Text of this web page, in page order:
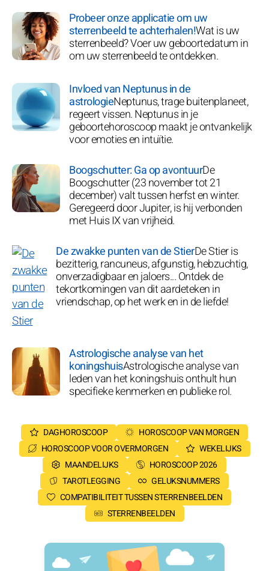
Probeer onze applicatie om uw
sterrenbeeld te achterhalen!Wat is uw
sterrenbeeld? Voer uw geboortedatum in
om uw sterrenbeeld te ontdekken.
Invloed van Neptunus in de
astrologieNeptunus, trage buitenplaneet,
regeert vissen. Neptunus in je
geboortehoroscoop maakt je ontvankelijk
voor emoties en intuïtie.
Boogschutter: Ga op avontuurDe
Boogschutter (23 november tot 21
december) valt tussen herfst en winter.
Geregeerd door Jupiter, is hij verbonden
met Huis IX van vrijheid.
De zwakke punten van de StierDe Stier is
bezitterig, rancuneus, afgunstig, hebzuchtig,
onverzadigbaar en jaloers... Ontdek de
tekortkomingen van dit aardeteken in
vriendschap, op het werk en in de liefde!
Astrologische analyse van het
koningshuisAstrologische analyse van
leden van het koningshuis onthult hun
specifieke kenmerken en publieke rol.
DAGHOROSCOOP
HOROSCOOP VAN MORGEN
HOROSCOOP VOOR OVERMORGEN
WEKELIJKS
MAANDELIJKS
HOROSCOOP 2026
TAROTLEGGING
GELUKSNUMMERS
COMPATIBILITEIT TUSSEN STERRENBEELDEN
STERRENBEELDEN